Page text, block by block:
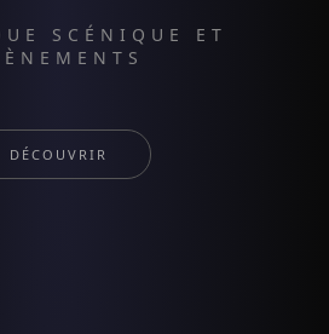
SCÉNIQUE ET
DÉCOUVRIR